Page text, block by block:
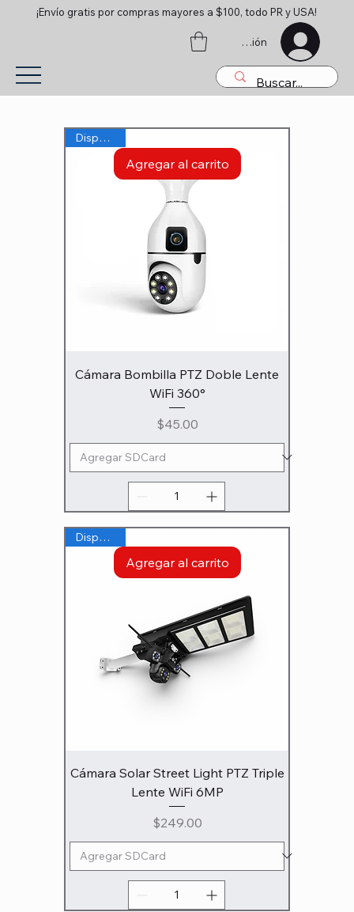
¡Envío gratis por compras mayores a $100, todo PR y USA!
Iniciar sesión
Agregar al carrito
Disponible
Cámara Bombilla PTZ Doble Lente
WiFi 360°
Precio
$45.00
Agregar al carrito
Disponible
Cámara Solar Street Light PTZ Triple
Lente WiFi 6MP
Precio
$249.00